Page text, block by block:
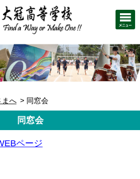
まへ 同窓会
同窓会
ページ